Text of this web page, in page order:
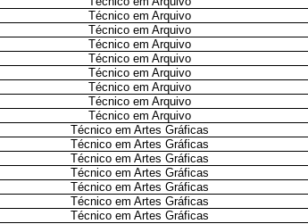
Técnico em Arquivo
Técnico em Arquivo
Técnico em Arquivo
Técnico em Arquivo
Técnico em Arquivo
Técnico em Arquivo
Técnico em Arquivo
Técnico em Arquivo
Técnico em Artes Gráficas
Técnico em Artes Gráficas
Técnico em Artes Gráficas
Técnico em Artes Gráficas
Técnico em Artes Gráficas
Técnico em Artes Gráficas
Técnico em Artes Gráficas